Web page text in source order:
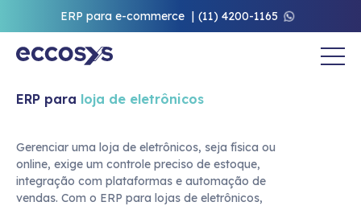
ERP para e-commerce (11) 4200-1165
ERP para loja de eletrônicos
Gerenciar uma loja de eletrônicos, seja física ou
online, exige um controle preciso de estoque,
integração com plataformas e automação de
vendas. Com o ERP para lojas de eletrônicos,